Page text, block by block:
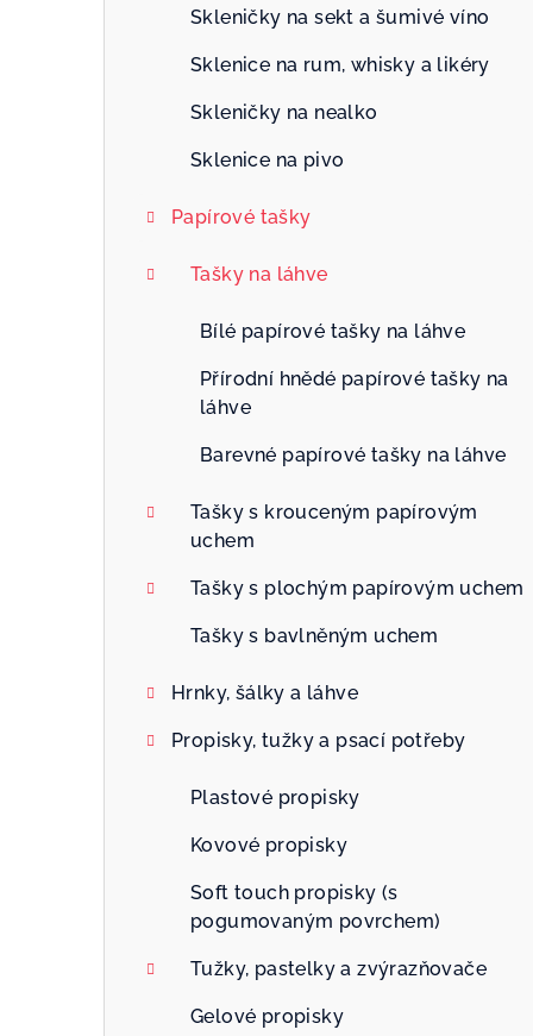
Skleničky na sekt a šumivé víno
Sklenice na rum, whisky a likéry
Skleničky na nealko
Sklenice na pivo
Papírové tašky
Tašky na láhve
Bílé papírové tašky na láhve
Přírodní hnědé papírové tašky na
láhve
Barevné papírové tašky na láhve
Tašky s krouceným papírovým
uchem
Tašky s plochým papírovým uchem
Tašky s bavlněným uchem
Hrnky, šálky a láhve
Propisky, tužky a psací potřeby
Plastové propisky
Kovové propisky
Soft touch propisky (s
pogumovaným povrchem)
Tužky, pastelky a zvýrazňovače
Gelové propisky